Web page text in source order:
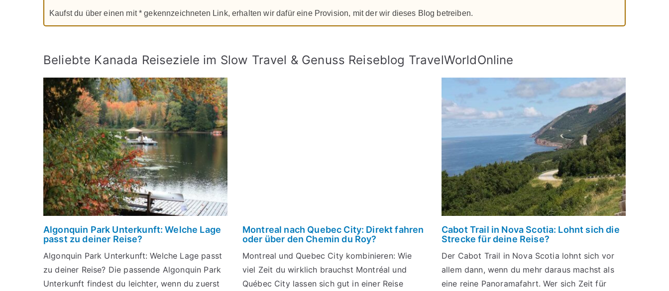
Kaufst du über einen mit * gekennzeichneten Link, erhalten wir dafür eine Provision, mit der wir dieses Blog betreiben.
Beliebte Kanada Reiseziele im Slow Travel & Genuss Reiseblog TravelWorldOnline
Algonquin Park Unterkunft: Welche Lage
passt zu deiner Reise?
Algonquin Park Unterkunft: Welche Lage passt
zu deiner Reise? Die passende Algonquin Park
Unterkunft findest du leichter, wenn du zuerst
Montreal nach Quebec City: Direkt fahren
oder über den Chemin du Roy?
Montreal und Quebec City kombinieren: Wie
viel Zeit du wirklich brauchst Montréal und
Québec City lassen sich gut in einer Reise
Cabot Trail in Nova Scotia: Lohnt sich die
Strecke für deine Reise?
Der Cabot Trail in Nova Scotia lohnt sich vor
allem dann, wenn du mehr daraus machst als
eine reine Panoramafahrt. Wer sich Zeit für